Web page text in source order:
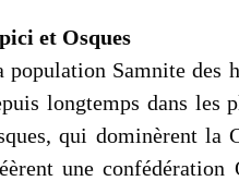
et Osques
population Samnite des
longtemps dans les
qui dominèrent la
une